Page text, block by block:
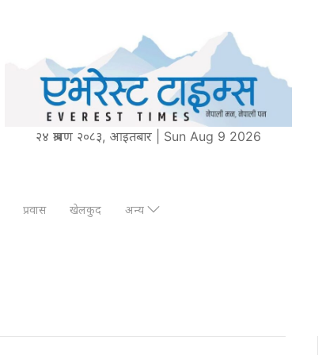
२४ श्रावण २०८३, आइतबार | Sun Aug 9 2026
प्रवास खेलकुद अन्य